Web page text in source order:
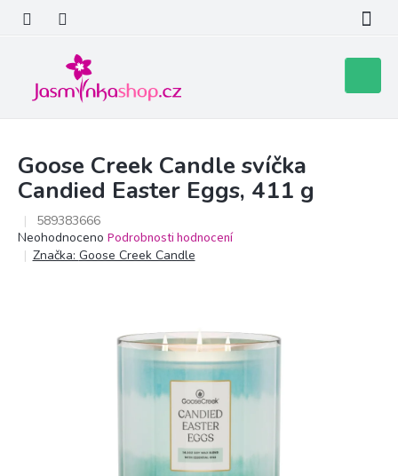
obsah
košík
Goose Creek Candle svíčka
Candied Easter Eggs, 411 g
589383666
Průměrné
hodnocení
Neohodnoceno Podrobnosti hodnocení
Značka: Goose Creek Candle